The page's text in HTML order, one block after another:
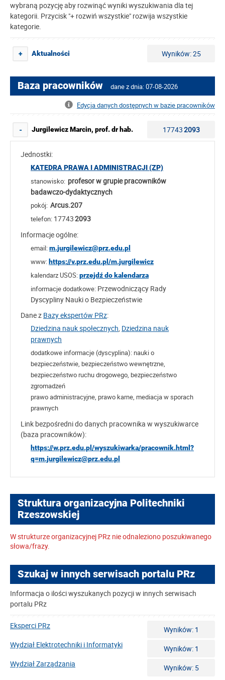
wybraną pozycję aby rozwinąć wyniki wyszukiwania dla tej
kategorii. Przycisk "+ rozwiń wszystkie" rozwija wszystkie
kategorie.
+ Aktualności Wyników: 25
Baza pracowników dane z dnia: 07-08-2026
Edycja danych dostępnych w bazie pracowników
- Jurgilewicz Marcin, prof. dr hab. 177432093
Jednostki:
KATEDRA PRAWA I ADMINISTRACJI (ZP)
stanowisko: profesor w grupie pracowników
badawczo-dydaktycznych
pokój: Arcus.207
telefon: 177432093
Informacje ogólne:
email:m.jurgilewicz@prz.edu.pl
www: https://v.prz.edu.pl/m.jurgilewicz
kalendarz USOS:przejdź do kalendarza
informacje dodatkowe: Przewodniczący Rady
Dyscypliny Nauki o Bezpieczeństwie
Dane z Bazy ekspertów PRz:
Dziedzina nauk społecznych, Dziedzina nauk
prawnych
dodatkowe informacje (dyscyplina): nauki o
bezpieczeństwie, bezpieczeństwo wewnętrzne,
bezpieczeństwo ruchu drogowego, bezpieczeństwo
zgromadzeń
prawo administracyjne, prawo karne, mediacja w sporach
prawnych
Link bezpośredni do danych pracownika w wyszukiwarce
(baza pracowników):
https://w.prz.edu.pl/wyszukiwarka/pracownik.html?
q=m.jurgilewicz@prz.edu.pl
Struktura organizacyjna Politechniki
Rzeszowskiej
W strukturze organizacyjnej PRz nie odnaleziono poszukiwanego
słowa/frazy.
Szukaj w innych serwisach portalu PRz
Informacja o ilości wyszukanych pozycji w innych serwisach
portalu PRz
Eksperci PRz
Wyników: 1
Wydział Elektrotechniki i Informatyki
Wyników: 1
Wydział Zarządzania
Wyników: 5